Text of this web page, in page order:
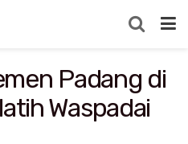
Padang di
Waspadai